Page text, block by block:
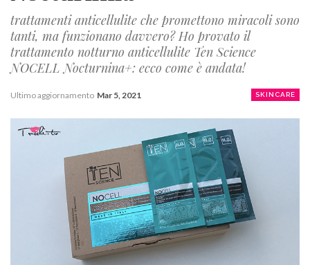
trattamenti anticellulite che promettono miracoli sono
tanti, ma funzionano davvero? Ho provato il
trattamento notturno anticellulite Ten Science
NOCELL Nocturnina+: ecco come è andata!
SKINCARE
Ultimo aggiornamento Mar 5, 2021